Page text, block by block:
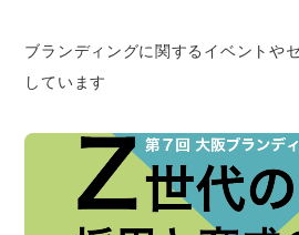
ブランディングに関するイベントや
しています